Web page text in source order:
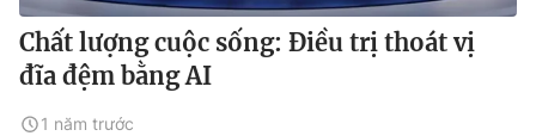
Chất lượng cuộc sống: Điều trị thoát vị
đĩa đệm bằng AI
1 năm trước